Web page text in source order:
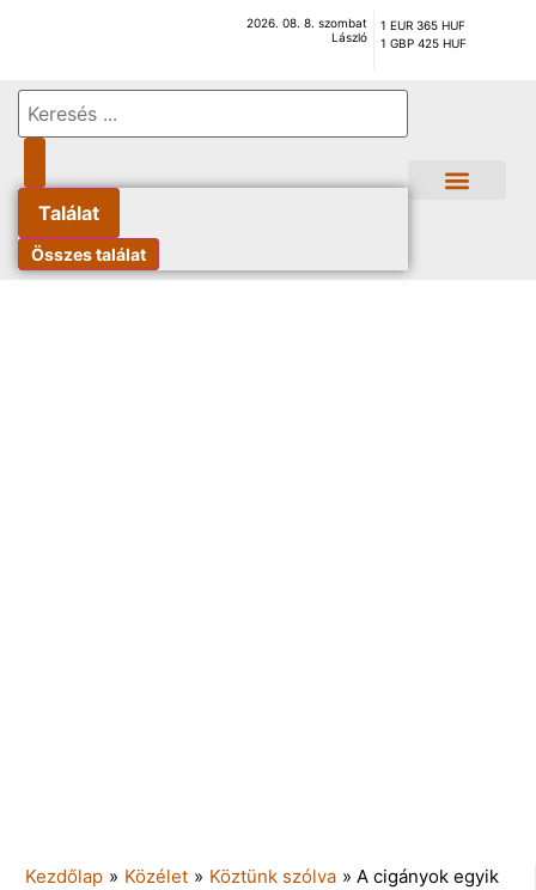
2026. 08. 8. szombat
László
1 EUR 365 HUF
1 GBP 425 HUF
Találat
Összes találat
Kezdőlap » Közélet » Köztünk szólva » A cigányok egyik